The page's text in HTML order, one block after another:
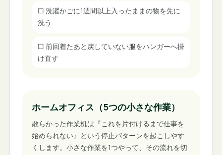
☐ 洗濯かごに1週間以上入ったままの物を先に
洗う
☐ 前回着たあと戻していない服をハンガーへ掛
け直す
ホームオフィス（5つの小さな作業）
散らかった作業机は『これを片付けるまで仕事を
始められない』という停止パターンを起こしやす
くします。小さな作業を1つやって、その流れを切